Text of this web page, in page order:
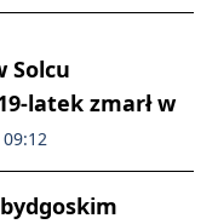
Solcu
latek zmarł w